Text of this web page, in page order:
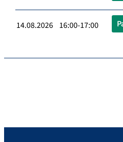
14.08.2026 16:00-17:00